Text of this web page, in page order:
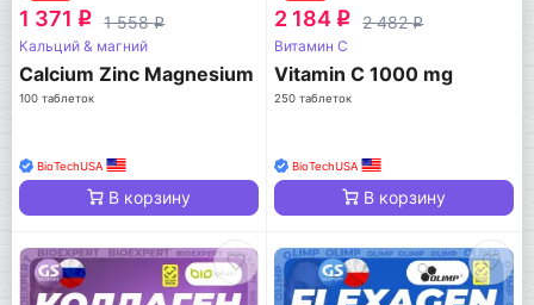
1 371 q 1 558q
Кальций & магний
Calcium Zinc Magnesium
100 таблеток
BioTechUSA
В корзину
2 184 q 2 482q
Витамин C
Vitamin C 1000 mg
250 таблеток
BioTechUSA
В корзину